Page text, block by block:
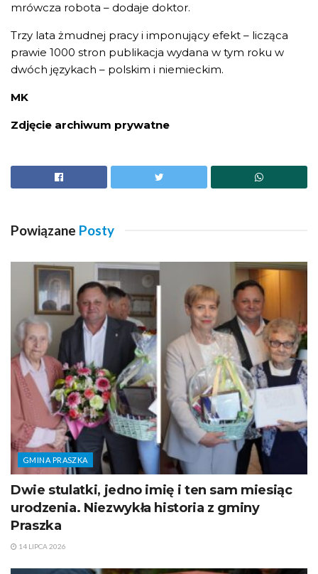
mrówcza robota – dodaje doktor.
Trzy lata żmudnej pracy i imponujący efekt – licząca
prawie 1000 stron publikacja wydana w tym roku w
dwóch językach – polskim i niemieckim.
MK
Zdjęcie archiwum prywatne
Powiązane Posty
GMINA PRASZKA
Dwie stulatki, jedno imię i ten sam miesiąc
urodzenia. Niezwykła historia z gminy
Praszka
14 LIPCA 2026